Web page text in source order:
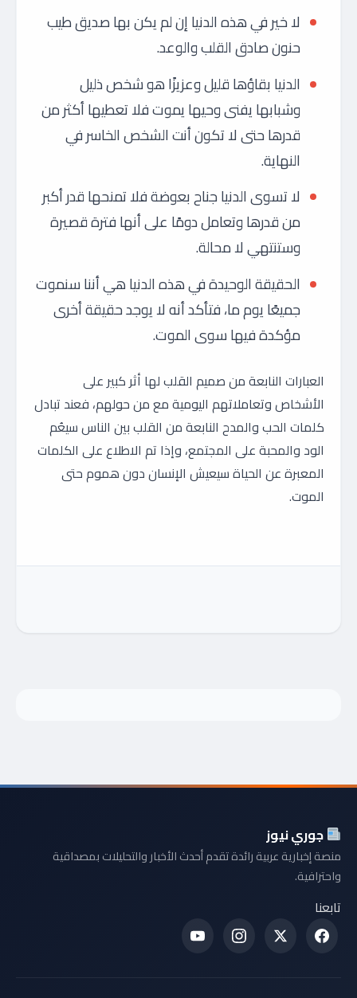
لا خير في هذه الدنيا إن لم يكن بها صديق طيب
حنون صادق القلب والوعد.
الدنيا بقاؤها قليل وعزيزًا هو شخص ذليل
وشبابها يفنى وحيها يموت فلا تعطيها أكثر من
قدرها حتى لا تكون أنت الشخص الخاسر في
النهاية.
لا تسوى الدنيا جناح بعوضة فلا تمنحها قدر أكبر
من قدرها وتعامل دومًا على أنها فترة قصيرة
وستنتهي لا محالة.
الحقيقة الوحيدة في هذه الدنيا هي أننا سنموت
جميعًا يوم ما، فتأكد أنه لا يوجد حقيقة أخرى
مؤكدة فيها سوى الموت.
العبارات النابعة من صميم القلب لها أثر كبير على
الأشخاص وتعاملاتهم اليومية مع من حولهم، فعند تبادل
كلمات الحب والمدح النابعة من القلب بين الناس سيعُم
الود والمحبة على المجتمع، وإذا تم الاطلاع على الكلمات
المعبرة عن الحياة سيعيش الإنسان دون هموم حتى
الموت.
جوري نيوز
منصة إخبارية عربية رائدة تقدم أحدث الأخبار والتحليلات بمصداقية
واحترافية.
تابعنا